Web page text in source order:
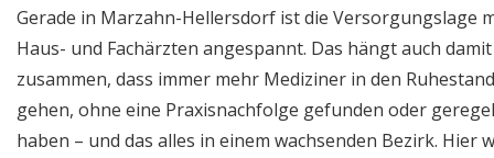
Gerade in Marzahn-Hellersdorf ist die Versorgungslage
Haus- und Fachärzten angespannt. Das hängt auch damit
zusammen, dass immer mehr Mediziner in den Ruhestand
gehen, ohne eine Praxisnachfolge gefunden oder
haben – und das alles in einem wachsenden Bezirk. Hier